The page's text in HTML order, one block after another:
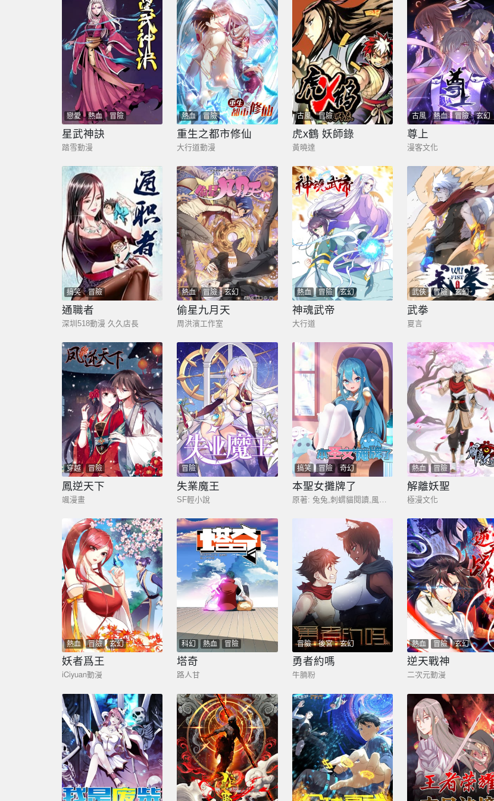
戀愛 熱血 冒險
星武神訣
踏雪動漫
熱血 冒險
重生之都市修仙
大行道動漫
古風 冒險
虎x鶴 妖師錄
黃曉達
古風 熱血 冒險 玄幻
尊上
漫客文化
搞笑 冒險
通職者
深圳518動漫 久久店長
熱血 冒險 玄幻
偷星九月天
周洪濱工作室
熱血 冒險 玄幻
神魂武帝
大行道
武俠 冒險 玄幻
武拳
夏言
穿越 冒險
鳳逆天下
颯漫畫
冒險
失業魔王
SF輕小說
搞笑 冒險 奇幻
本聖女攤牌了
熱血 冒險
解離妖聖
極漫文化
熱血 冒險 玄幻
妖者爲王
iCiyuan動漫
科幻 熱血 冒險
塔奇
路人甘
冒險 後宮 玄幻
勇者約嗎
牛腩粉
熱血 冒險 玄幻
逆天戰神
二次元動漫